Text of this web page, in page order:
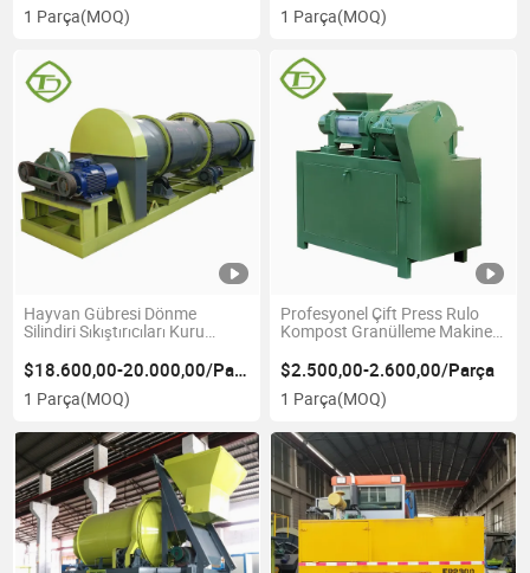
1 Parça(MOQ) 1 Parça(MOQ)
Hayvan Gübresi Dönme
Silindiri Sıkıştırıcıları Kuru
Granülleme Drumu
$18.600,00-20.000,00/Parça
1 Parça(MOQ)
Profesyonel Çift Press Rulo
Kompost Granülleme Makinesi
Yapımı için
$2.500,00-2.600,00/Parça
1 Parça(MOQ)